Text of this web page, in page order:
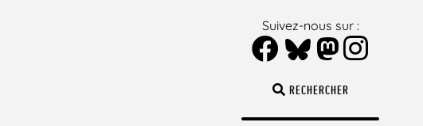
RECHERCHER
Suivez-nous sur :